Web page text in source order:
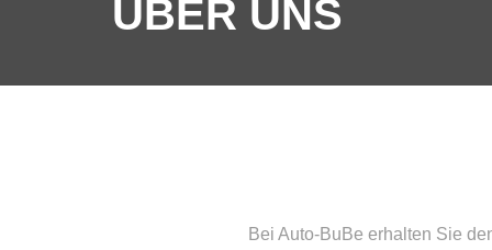
ÜBER UNS
Bei Auto-BuBe erhalten Sie